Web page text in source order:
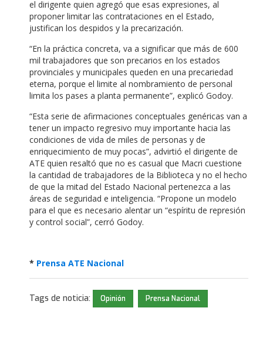
el dirigente quien agregó que esas expresiones, al
proponer limitar las contrataciones en el Estado,
justifican los despidos y la precarización.
“En la práctica concreta, va a significar que más de 600
mil trabajadores que son precarios en los estados
provinciales y municipales queden en una precariedad
eterna, porque el limite al nombramiento de personal
limita los pases a planta permanente”, explicó Godoy.
“Esta serie de afirmaciones conceptuales genéricas van a
tener un impacto regresivo muy importante hacia las
condiciones de vida de miles de personas y de
enriquecimiento de muy pocas”, advirtió el dirigente de
ATE quien resaltó que no es casual que Macri cuestione
la cantidad de trabajadores de la Biblioteca y no el hecho
de que la mitad del Estado Nacional pertenezca a las
áreas de seguridad e inteligencia. “Propone un modelo
para el que es necesario alentar un “espíritu de represión
y control social”, cerró Godoy.
* Prensa ATE Nacional
Tags de noticia: Opinión Prensa Nacional